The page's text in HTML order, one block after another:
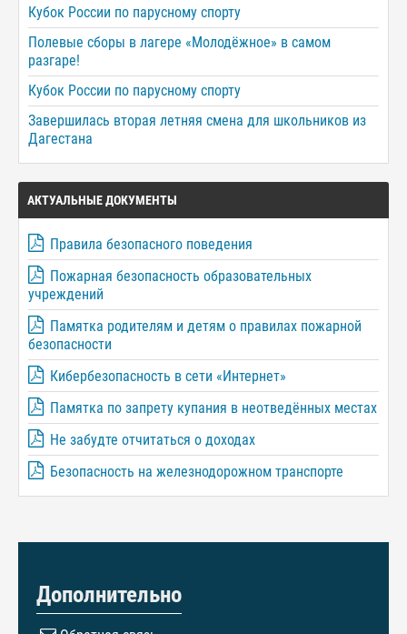
Кубок России по парусному спорту
Полевые сборы в лагере «Молодёжное» в самом
разгаре!
Кубок России по парусному спорту
Завершилась вторая летняя смена для школьников из
Дагестана
АКТУАЛЬНЫЕ ДОКУМЕНТЫ
Правила безопасного поведения
Пожарная безопасность образовательных
учреждений
Памятка родителям и детям о правилах пожарной
безопасности
Кибербезопасность в сети «Интернет»
Памятка по запрету купания в неотведённых местах
Не забудте отчитаться о доходах
Безопасность на железнодорожном транспорте
Дополнительно